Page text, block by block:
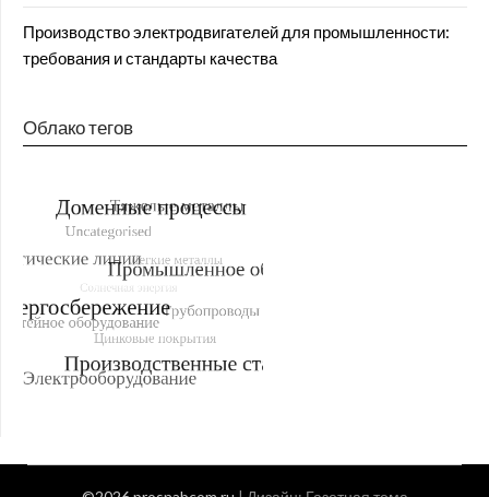
Производство электродвигателей для промышленности:
требования и стандарты качества
Облако тегов